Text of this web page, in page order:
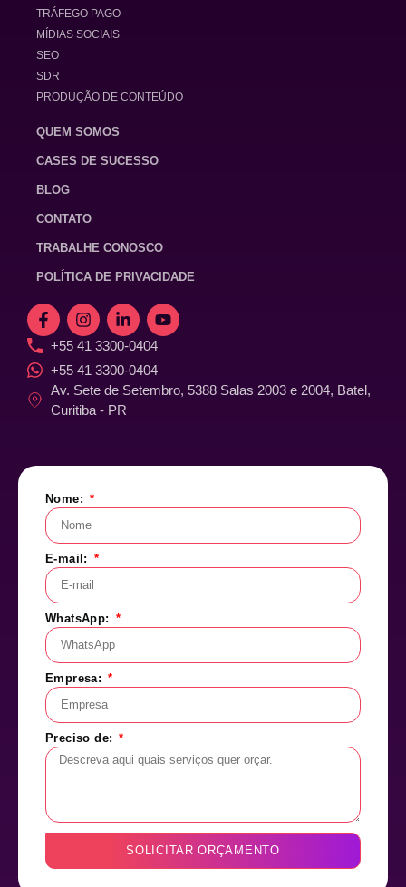
TRÁFEGO PAGO
MÍDIAS SOCIAIS
SEO
SDR
PRODUÇÃO DE CONTEÚDO
QUEM SOMOS
CASES DE SUCESSO
BLOG
CONTATO
TRABALHE CONOSCO
POLÍTICA DE PRIVACIDADE
+55 41 3300-0404
+55 41 3300-0404
Av. Sete de Setembro, 5388 Salas 2003 e 2004, Batel,
Curitiba - PR
Nome:
E-mail:
WhatsApp:
Empresa:
Preciso de:
SOLICITAR ORÇAMENTO